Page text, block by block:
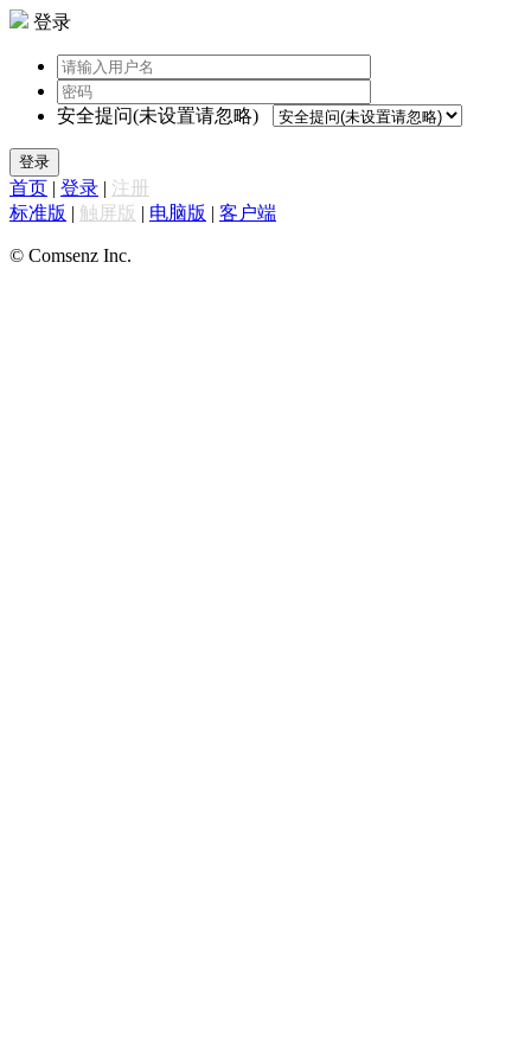
登录
安全提问(未设置请忽略)
登录
首页 | 登录 | 注册
标准版 | 触屏版 | 电脑版 | 客户端
© Comsenz Inc.